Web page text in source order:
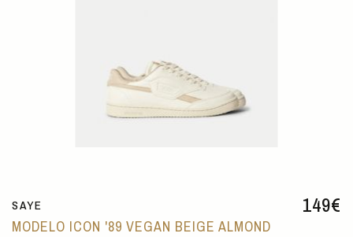
149€
SAYE
MODELO ICON '89 VEGAN BEIGE ALMOND